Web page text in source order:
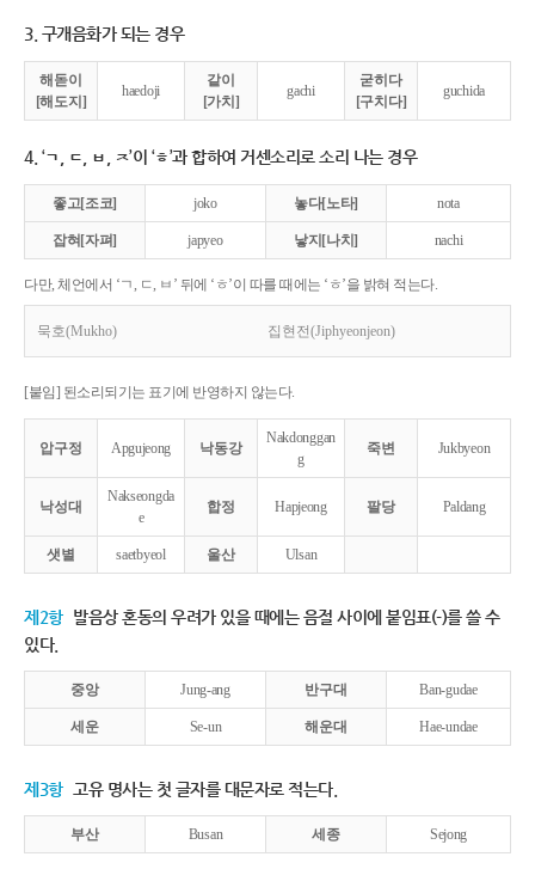
3. 구개음화가 되는 경우
해돋이
[해도지]
haedoji
같이
[가치]
gachi
굳히다
[구치다]
guchida
4. ‘ㄱ, ㄷ, ㅂ, ㅈ’이 ‘ㅎ’과 합하여 거센소리로 소리 나는 경우
좋고[조코] joko 놓다[노타] nota
잡혀[자펴] japyeo 낳지[나치] nachi
다만, 체언에서 ‘ㄱ, ㄷ, ㅂ’ 뒤에 ‘ㅎ’이 따를 때에는 ‘ㅎ’을 밝혀 적는다.
묵호(Mukho) 집현전(Jiphyeonjeon)
[붙임] 된소리되기는 표기에 반영하지 않는다.
압구정 Apgujeong 낙동강
Nakdonggan
g
죽변 Jukbyeon
낙성대
Nakseongda
e
합정 Hapjeong 팔당 Paldang
샛별 saetbyeol 울산 Ulsan
제2항 발음상 혼동의 우려가 있을 때에는 음절 사이에 붙임표(-)를 쓸 수
있다.
중앙 Jung-ang 반구대 Ban-gudae
세운 Se-un 해운대 Hae-undae
제3항 고유 명사는 첫 글자를 대문자로 적는다.
부산 Busan 세종 Sejong